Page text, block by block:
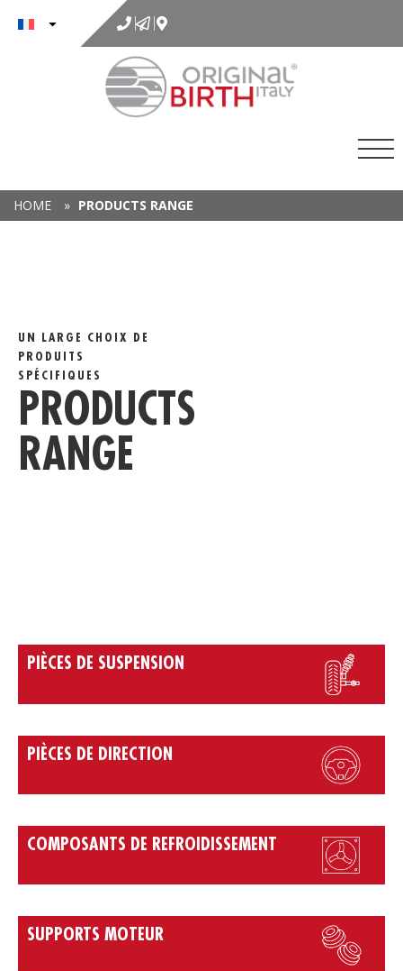
contenu
HOME » PRODUCTS RANGE
UN LARGE CHOIX DE
PRODUITS
SPÉCIFIQUES
PRODUCTS
RANGE
PIÈCES DE SUSPENSION
PIÈCES DE DIRECTION
COMPOSANTS DE REFROIDISSEMENT
SUPPORTS MOTEUR